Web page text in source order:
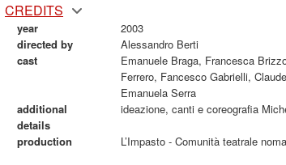
CREDITS
year
2003
directed by
Alessandro Berti
cast
Emanuele Braga, Francesca
Ferrero, Fancesco Gabrielli,
Emanuela Serra
additional
details
ideazione, canti e coreografia
production L’Impasto - Comunità teatrale